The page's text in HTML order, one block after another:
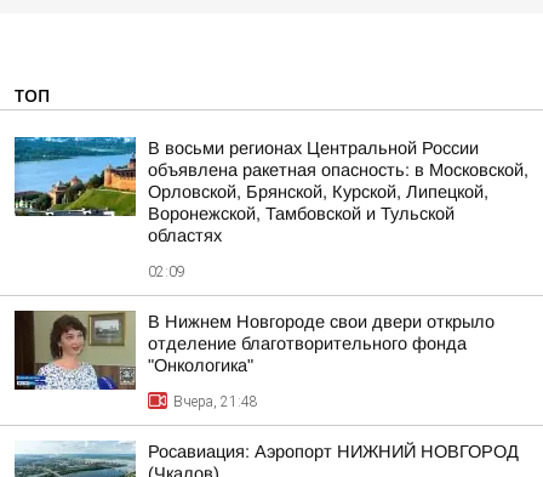
ТОП
В восьми регионах Центральной России
объявлена ракетная опасность: в Московской,
Орловской, Брянской, Курской, Липецкой,
Воронежской, Тамбовской и Тульской
областях
02:09
В Нижнем Новгороде свои двери открыло
отделение благотворительного фонда
"Онкологика"
Вчера, 21:48
Росавиация: Аэропорт НИЖНИЙ НОВГОРОД